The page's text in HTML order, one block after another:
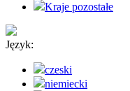
Kraje pozostałe
Język:
czeski
niemiecki